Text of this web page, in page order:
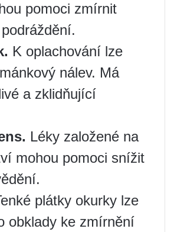
pomoci zmírnit
K oplachování lze
nálev. Má
a zklidňující
Léky založené na
mohou pomoci snížit
plátky okurky lze
obklady ke zmírnění